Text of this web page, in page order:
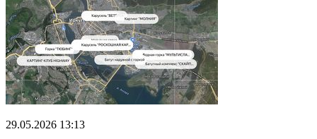
29.05.2026 13:13